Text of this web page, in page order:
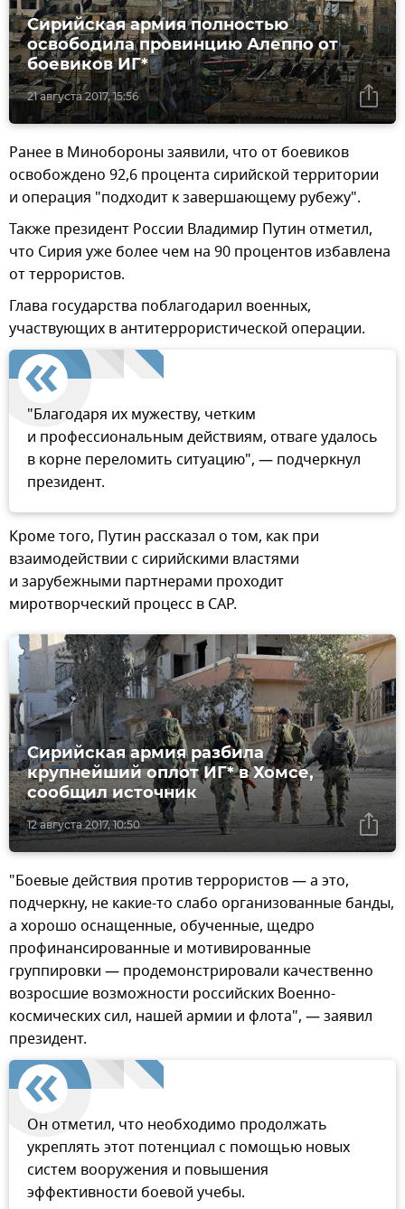
21 августа 2017, 15:56
Сирийская армия полностью
освободила провинцию Алеппо от
боевиков ИГ*
Ранее в Минобороны заявили, что от боевиков
освобождено 92,6 процента сирийской территории
и операция "подходит к завершающему рубежу".
Также президент России Владимир Путин отметил,
что Сирия уже более чем на 90 процентов избавлена
от террористов.
Глава государства поблагодарил военных,
участвующих в антитеррористической операции.
"Благодаря их мужеству, четким
и профессиональным действиям, отваге удалось
в корне переломить ситуацию", — подчеркнул
президент.
Кроме того, Путин рассказал о том, как при
взаимодействии с сирийскими властями
и зарубежными партнерами проходит
миротворческий процесс в САР.
12 августа 2017, 10:50
Сирийская армия разбила
крупнейший оплот ИГ* в Хомсе,
сообщил источник
"Боевые действия против террористов — а это,
подчеркну, не какие-то слабо организованные банды,
а хорошо оснащенные, обученные, щедро
профинансированные и мотивированные
группировки — продемонстрировали качественно
возросшие возможности российских Военно-
космических сил, нашей армии и флота", — заявил
президент.
Он отметил, что необходимо продолжать
укреплять этот потенциал с помощью новых
систем вооружения и повышения
эффективности боевой учебы.